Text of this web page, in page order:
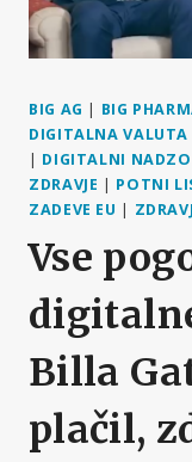
BIG AG | BIG
DIGITALNA VALUTA
| DIGITALNI
ZDRAVJE | POTNI
ZADEVE EU |
Vse
Billa
plačil,